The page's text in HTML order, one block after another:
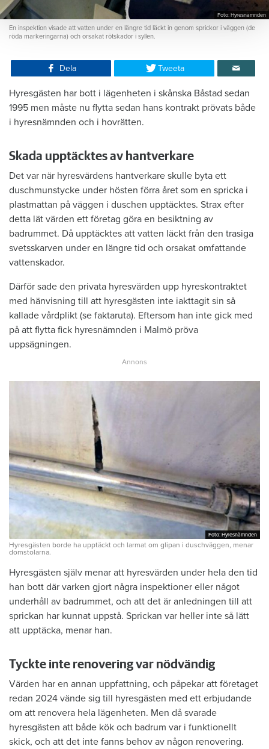
Foto: Hyresnämnden
En inspektion visade att vatten under en längre tid läckt in genom sprickor i väggen (de
röda markeringarna) och orsakat rötskador i syllen.
Dela Tweeta
Hyresgästen har bott i lägenheten i skånska Båstad sedan
1995 men måste nu flytta sedan hans kontrakt prövats både
i hyresnämnden och i hovrätten.
Skada upptäcktes av hantverkare
Det var när hyresvärdens hantverkare skulle byta ett
duschmunstycke under hösten förra året som en spricka i
plastmattan på väggen i duschen upptäcktes. Strax efter
detta lät värden ett företag göra en besiktning av
badrummet. Då upptäcktes att vatten läckt från den trasiga
svetsskarven under en längre tid och orsakat omfattande
vattenskador.
Därför sade den privata hyresvärden upp hyreskontraktet
med hänvisning till att hyresgästen inte iakttagit sin så
kallade vårdplikt (se faktaruta). Eftersom han inte gick med
på att flytta fick hyresnämnden i Malmö pröva
uppsägningen.
Foto: Hyresnämnden
Foto: Hyresnämnden
Hyresgästen borde ha upptäckt och larmat om glipan i duschväggen, menar
domstolarna.
Hyresgästen själv menar att hyresvärden under hela den tid
han bott där varken gjort några inspektioner eller något
underhåll av badrummet, och att det är anledningen till att
sprickan har kunnat uppstå. Sprickan var heller inte så lätt
att upptäcka, menar han.
Tyckte inte renovering var nödvändig
Värden har en annan uppfattning, och påpekar att företaget
redan 2024 vände sig till hyresgästen med ett erbjudande
om att renovera hela lägenheten. Men då svarade
hyresgästen att både kök och badrum var i funktionellt
skick, och att det inte fanns behov av någon renovering.